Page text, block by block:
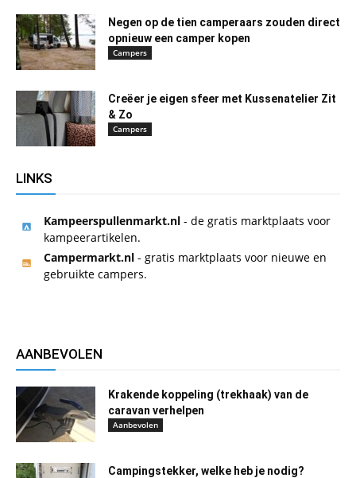
Negen op de tien camperaars zouden direct
opnieuw een camper kopen
Campers
Creëer je eigen sfeer met Kussenatelier Zit
& Zo
Campers
LINKS
Kampeerspullenmarkt.nl - de gratis marktplaats voor
kampeerartikelen.
Campermarkt.nl - gratis marktplaats voor nieuwe en
gebruikte campers.
AANBEVOLEN
Krakende koppeling (trekhaak) van de
caravan verhelpen
Aanbevolen
Campingstekker, welke heb je nodig?